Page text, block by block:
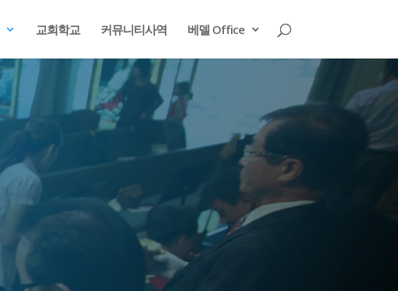
교회학교 커뮤니티사역 베델 Office